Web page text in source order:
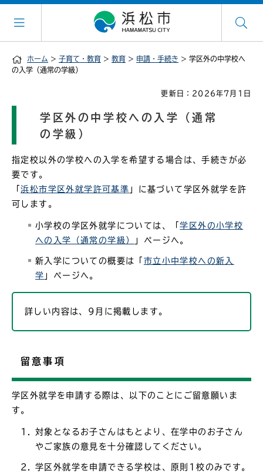
ホーム > 子育て・教育 > 教育 > 申請・手続き > 学区外の中学校へ
の入学（通常の学級）
更新日：2026年7月1日
学区外の中学校への入学（通常
の学級）
指定校以外の学校への入学を希望する場合は、手続きが必
要です。
「浜松市学区外就学許可基準 」に基づいて学区外就学を許
可します。
小学校の学区外就学については、「学区外の小学校
への入学（通常の学級）
」ページへ。
新入学についての概要は「 市立小中学校への新入
学 」ページへ。
詳しい内容は、9月に掲載します。
留意事項
学区外就学を申請する際は、以下のことにご留意願いま
す。
対象となるお子さんはもとより、在学中のお子さん
やご家族の意見を十分確認してください。
学区外就学を申請できる学校は、原則1校のみです。